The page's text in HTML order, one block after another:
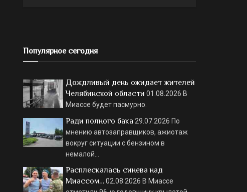
Популярное сегодня
Дождливый день ожидает жителей
Челябинской области 01.08.2026 В
Миассе будет пасмурно.
Ради полного бака 29.07.2026 По
мнению автозаправщиков, ажиотаж
вокруг ситуации с бензином в
немалой…
Расплескалась синева над
Миассом…02.08.2026 В Миассе